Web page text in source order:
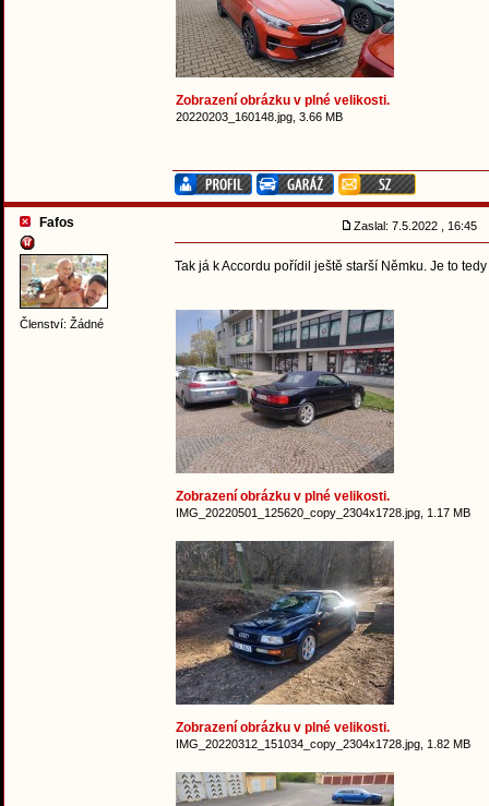
Zobrazení obrázku v plné velikosti.
20220203_160148.jpg, 3.66 MB
Fafos
Členství: Žádné
Zaslal: 7.5.2022 , 16:45
Tak já k Accordu pořídil ještě starší Němku. Je to
Zobrazení obrázku v plné velikosti.
IMG_20220501_125620_copy_2304x1728.jpg, 1.17 MB
Zobrazení obrázku v plné velikosti.
IMG_20220312_151034_copy_2304x1728.jpg, 1.82 MB